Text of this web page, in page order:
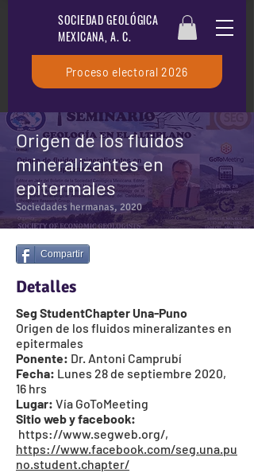
SOCIEDAD GEOLÓGICA
MEXICANA, A. C.
Proceso electoral 2026
Origen de los fluidos
mineralizantes en
epitermales
Sociedades hermanas, 2020
Compartir
Detalles
Seg StudentChapter Una-Puno
Origen de los fluidos mineralizantes en
epitermales
Ponente: Dr. Antoni Camprubí
Fecha: Lunes 28 de septiembre 2020,
16 hrs
Lugar: Vía GoToMeeting
Sitio web y facebook:
https://www.segweb.org/,
https://www.facebook.com/seg.una.pu
no.student.chapter/